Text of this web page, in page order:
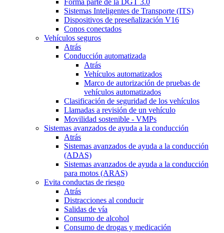
Forma parte de la DGT 3.0
Sistemas Inteligentes de Transporte (ITS)
Dispositivos de preseñalización V16
Conos conectados
Vehículos seguros
Atrás
Conducción automatizada
Atrás
Vehículos automatizados
Marco de autorización de pruebas de
vehículos automatizados
Clasificación de seguridad de los vehículos
Llamadas a revisión de un vehículo
Movilidad sostenible - VMPs
Sistemas avanzados de ayuda a la conducción
Atrás
Sistemas avanzados de ayuda a la conducción
(ADAS)
Sistemas avanzados de ayuda a la conducción
para motos (ARAS)
Evita conductas de riesgo
Atrás
Distracciones al conducir
Salidas de vía
Consumo de alcohol
Consumo de drogas y medicación